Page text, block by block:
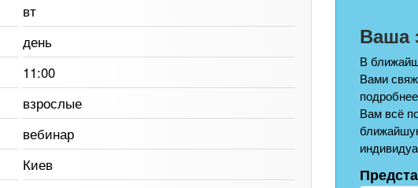
вт
день
11:00
взрослые
вебинар
Киев
Ваша
В
Вами
Вам всё